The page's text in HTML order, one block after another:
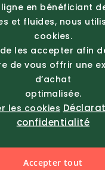
en bénéficiant
et fluides, nous
cookies.
les accepter afin
de vous offrir une
d’achat
optimalisée.
les cookies
confidentialité
Accepter tout